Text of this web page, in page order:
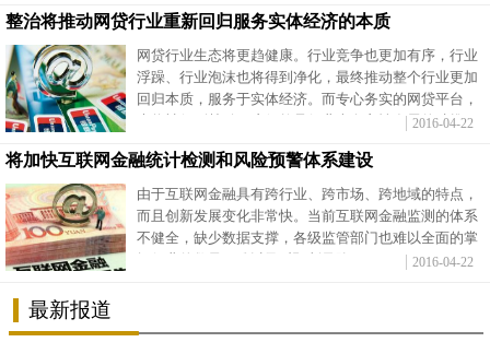
整治将推动网贷行业重新回归服务实体经济的本质
网贷行业生态将更趋健康。行业竞争也更加有序，行业
浮躁、行业泡沫也将得到净化，最终推动整个行业更加
回归本质，服务于实体经济。而专心务实的网贷平台，
也将被得到鼓励，这俨然是行业走向良性发展的助推
2016-04-22
将加快互联网金融统计检测和风险预警体系建设
由于互联网金融具有跨行业、跨市场、跨地域的特点，
而且创新发展变化非常快。当前互联网金融监测的体系
不健全，缺少数据支撑，各级监管部门也难以全面的掌
2016-04-22
最新报道